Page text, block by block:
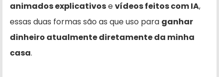
animados explicativosevídeos feitos com IA,
essas duas formas são as que uso para ganhar
dinheiro atualmente diretamente da minha
casa.